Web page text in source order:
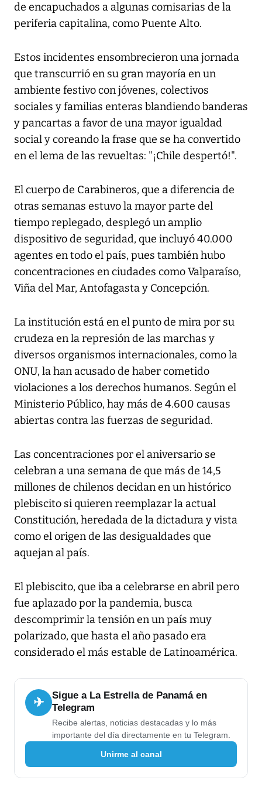
de encapuchados a algunas comisarias de la
periferia capitalina, como Puente Alto.
Estos incidentes ensombrecieron una jornada
que transcurrió en su gran mayoría en un
ambiente festivo con jóvenes, colectivos
sociales y familias enteras blandiendo banderas
y pancartas a favor de una mayor igualdad
social y coreando la frase que se ha convertido
en el lema de las revueltas: "¡Chile despertó!".
El cuerpo de Carabineros, que a diferencia de
otras semanas estuvo la mayor parte del
tiempo replegado, desplegó un amplio
dispositivo de seguridad, que incluyó 40.000
agentes en todo el país, pues también hubo
concentraciones en ciudades como Valparaíso,
Viña del Mar, Antofagasta y Concepción.
La institución está en el punto de mira por su
crudeza en la represión de las marchas y
diversos organismos internacionales, como la
ONU, la han acusado de haber cometido
violaciones a los derechos humanos. Según el
Ministerio Público, hay más de 4.600 causas
abiertas contra las fuerzas de seguridad.
Las concentraciones por el aniversario se
celebran a una semana de que más de 14,5
millones de chilenos decidan en un histórico
plebiscito si quieren reemplazar la actual
Constitución, heredada de la dictadura y vista
como el origen de las desigualdades que
aquejan al país.
El plebiscito, que iba a celebrarse en abril pero
fue aplazado por la pandemia, busca
descomprimir la tensión en un país muy
polarizado, que hasta el año pasado era
considerado el más estable de Latinoamérica.
✈
Sigue a La Estrella de Panamá en
Telegram
Recibe alertas, noticias destacadas y lo más
importante del día directamente en tu Telegram.
Unirme al canal